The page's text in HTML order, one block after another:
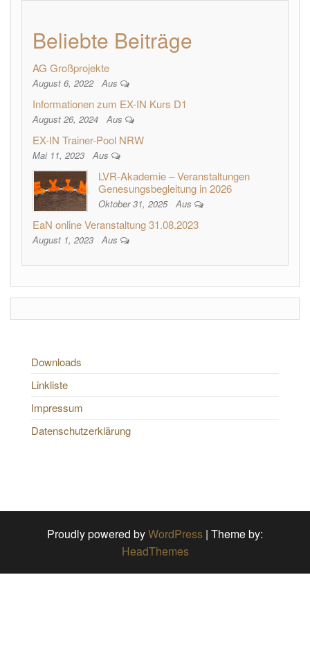
Beliebte Beiträge
AG Großprojekte
August 6, 2022 Aus
Informationen zum EX-IN Kurs D1
August 26, 2024 Aus
EX-IN Trainer-Pool NRW
Mai 11, 2023 Aus
LVR-Akademie – Veranstaltungen
Genesungsbegleitung in 2026
Oktober 31, 2025 Aus
EaN online Veranstaltung 31.08.2023
August 1, 2023 Aus
Downloads
Linkliste
Impressum
Datenschutzerklärung
Proudly powered byWordPress | Theme by:
HeadThemes